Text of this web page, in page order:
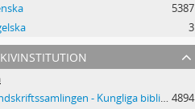
5387
3
Handskriftssamlingen - Kungliga biblioteket 4894